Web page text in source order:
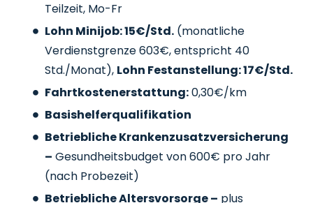
Teilzeit, Mo-Fr
Lohn Minijob: 15€/Std. (monatliche
Verdienstgrenze 603€, entspricht 40
Std./Monat), Lohn Festanstellung: 17€/Std.
Fahrtkostenerstattung:0,30€/km
Basishelferqualifikation
Betriebliche Krankenzusatzversicherung
– Gesundheitsbudget von 600€ pro Jahr
(nach Probezeit)
Betriebliche Altersvorsorge – plus